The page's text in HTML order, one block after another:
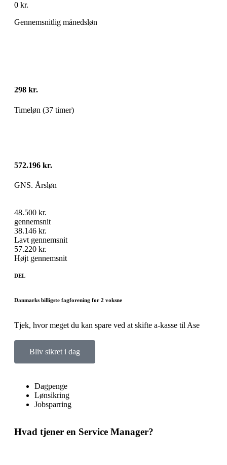
0 kr.
Gennemsnitlig månedsløn
298 kr.
Timeløn (37 timer)
572.196 kr.
GNS. Årsløn
48.500 kr.
gennemsnit
38.146 kr.
Lavt gennemsnit
57.220 kr.
Højt gennemsnit
DEL
Danmarks billigste fagforening for 2 voksne
Tjek, hvor meget du kan spare ved at skifte a-kasse til Ase
Bliv sikret i dag
Dagpenge
Lønsikring
Jobsparring
Hvad tjener en Service Manager?